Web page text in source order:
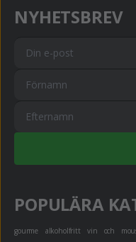
NYHETSBREV
POPULÄRA
gourme alkoholfritt vin och